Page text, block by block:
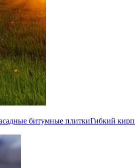
битумные плиткиГибкий